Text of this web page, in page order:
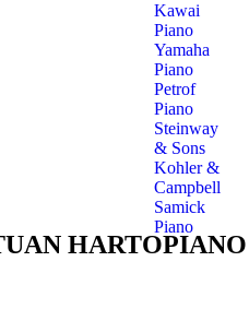
Kawai
Piano
Yamaha
Piano
Petrof
Piano
Steinway
& Sons
Kohler &
Campbell
Samick
Piano
HARTOPIANO